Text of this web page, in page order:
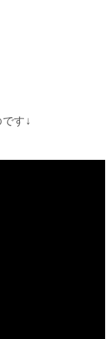
す↓